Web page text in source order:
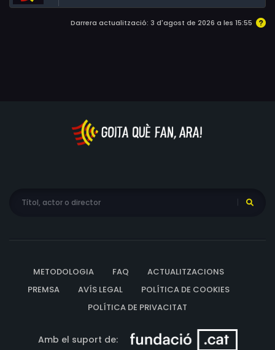
a una batalla de fetilleria entre Rosuke, Shinno i Ajari.
Darrera actualització: 3 d'agost de 2026 a les 15:55
METODOLOGIA FAQ
ACTUALITZACIONS
PREMSA
AVÍS LEGAL
POLÍTICA DE COOKIES
POLÍTICA DE PRIVACITAT
Amb el suport de: